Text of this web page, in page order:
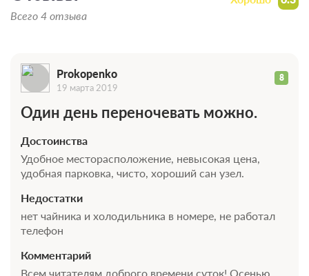
Всего 4 отзыва
Prokopenko 8
19 марта 2019
Один день переночевать можно.
Достоинства
Удобное месторасположение, невысокая цена,
удобная парковка, чисто, хороший сан узел.
Недостатки
нет чайника и холодильника в номере, не работал
телефон
Комментарий
Всем читателям доброго времени суток! Осенью